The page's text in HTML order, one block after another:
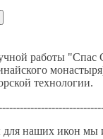
работы
технологии.
для наших икон мы